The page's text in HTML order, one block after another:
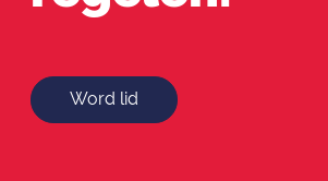
Word lid